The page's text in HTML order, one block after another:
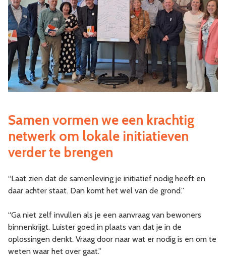
Samen vormen we een krachtig
netwerk om lokale initiatieven
verder te brengen
“Laat zien dat de samenleving je initiatief nodig heeft en
daar achter staat. Dan komt het wel van de grond.”
“Ga niet zelf invullen als je een aanvraag van bewoners
binnenkrijgt. Luister goed in plaats van dat je in de
oplossingen denkt. Vraag door naar wat er nodig is en om te
weten waar het over gaat.”